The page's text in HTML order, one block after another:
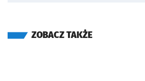
ZOBACZ TAKŻE